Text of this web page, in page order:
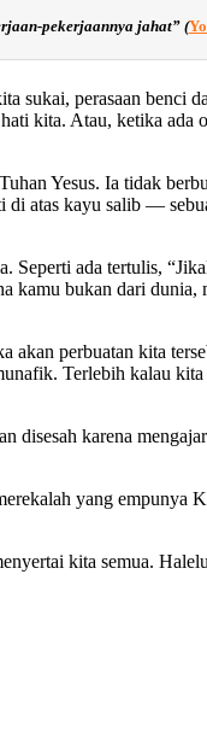
pekerjaannya jahat” (
sukai, perasaan benci
kita. Atau, ketika ada
Yesus. Ia tidak
atas kayu salib —
ada tertulis,
kamu bukan dari
perbuatan kita
Terlebih kalau
karena
yang empunya
kita semua.